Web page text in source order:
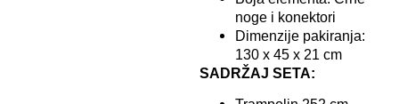
noge i konektori
Dimenzije pakiranja:
130 x 45 x 21 cm
SADRŽAJ SETA: